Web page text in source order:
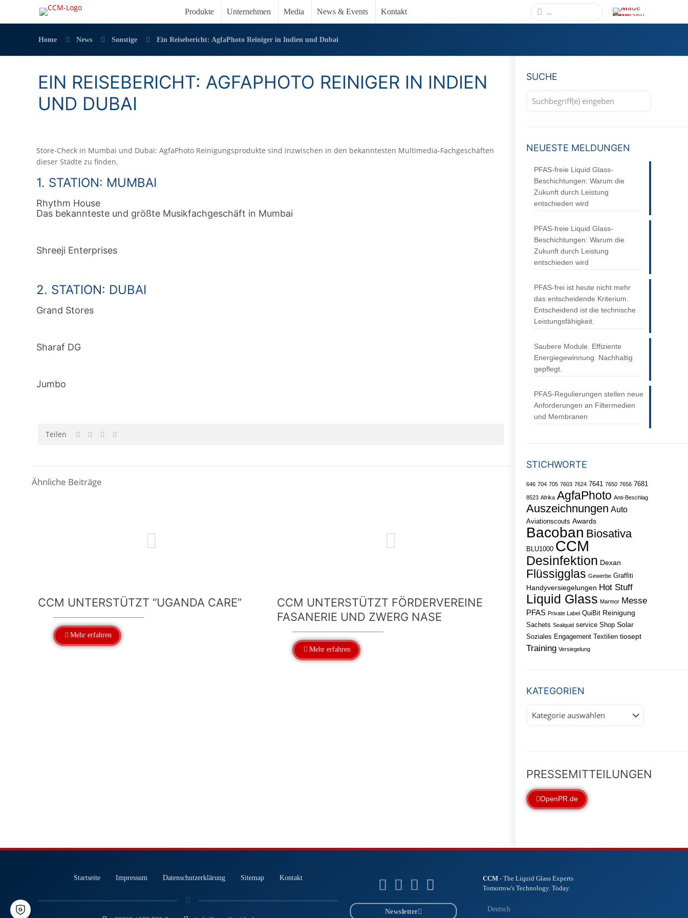
Produkte Unternehmen Media News & Events Kontakt
Home News Sonstige Ein Reisebericht: AgfaPhoto Reiniger in Indien und Dubai
EIN REISEBERICHT: AGFAPHOTO REINIGER IN INDIEN
UND DUBAI
Store-Check in Mumbai und Dubai: AgfaPhoto Reinigungsprodukte sind inzwischen in den bekanntesten Multimedia-Fachgeschäften
dieser Städte zu finden.
1. STATION: MUMBAI
Rhythm House
Das bekannteste und größte Musikfachgeschäft in Mumbai
Shreeji Enterprises
2. STATION: DUBAI
Grand Stores
Sharaf DG
Jumbo
Teilen
Ähnliche Beiträge
CCM UNTERSTÜTZT “UGANDA CARE”
Mehr erfahren
CCM UNTERSTÜTZT FÖRDERVEREINE
FASANERIE UND ZWERG NASE
Mehr erfahren
SUCHE
NEUESTE MELDUNGEN
PFAS-freie Liquid Glass-
Beschichtungen: Warum die
Zukunft durch Leistung
entschieden wird
PFAS-freie Liquid Glass-
Beschichtungen: Warum die
Zukunft durch Leistung
entschieden wird
PFAS-frei ist heute nicht mehr
das entscheidende Kriterium.
Entscheidend ist die technische
Leistungsfähigkeit.
Saubere Module. Effiziente
Energiegewinnung. Nachhaltig
gepflegt.
PFAS-Regulierungen stellen neue
Anforderungen an Filtermedien
und Membranen
STICHWORTE
646 704 705 7603 7624 7641 7650 7656 7681
8523 Afrika AgfaPhoto Anti-Beschlag
Auszeichnungen Auto
Aviationscouts Awards
Bacoban Biosativa
BLU1000 CCM
Desinfektion Dexan
Flüssigglas Gewerbe Graffiti
Handyversiegelungen Hot Stuff
Liquid Glass Marmor Messe
PFAS Private Label QuiBit Reinigung
Sachets Sealquid service Shop Solar
Soziales Engagement Textilien tiosept
Training Versiegelung
KATEGORIEN
PRESSEMITTEILUNGEN
OpenPR.de
Startseite Impressum Datenschutzerklärung Sitemap Kontakt
Newsletter
CCM - The Liquid Glass Experts
Tomorrow's Technology. Today.
Deutsch